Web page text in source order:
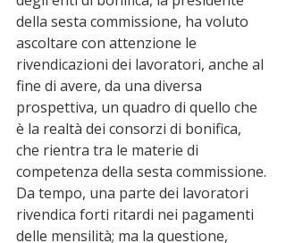
della sesta commissione, ha voluto
ascoltare con attenzione le
rivendicazioni dei lavoratori, anche al
fine di avere, da una diversa
prospettiva, un quadro di quello che
è la realtà dei consorzi di bonifica,
che rientra tra le materie di
competenza della sesta commissione.
Da tempo, una parte dei lavoratori
rivendica forti ritardi nei pagamenti
delle mensilità; ma la questione,